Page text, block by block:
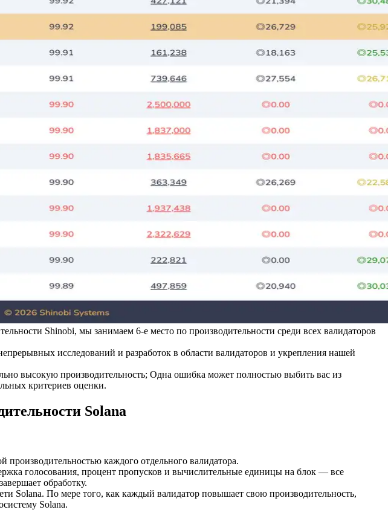
Shinobi, мы занимаем 6-е место по производительности среди всех валидаторов
исследований и разработок в области валидаторов и укрепления нашей
высокую производительность; Одна ошибка может полностью выбить вас из
критериев оценки.
Solana
производительностью каждого отдельного валидатора.
голосования, процент пропусков и вычислительные единицы на блок — все
обработку.
Solana. По мере того, как каждый валидатор повышает свою производительность,
Solana.